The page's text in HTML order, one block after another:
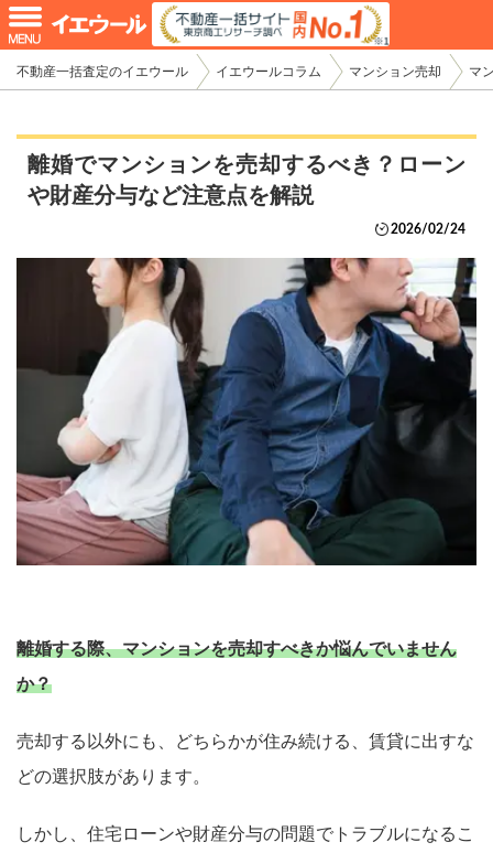
不動産一括査定のイエウール イエウールコラム マンション売却 マ
離婚でマンションを売却するべき？ローン
や財産分与など注意点を解説
2026/02/24
離婚する際、マンションを売却すべきか悩んでいません
か？
売却する以外にも、どちらかが住み続ける、賃貸に出すな
どの選択肢があります。
しかし、住宅ローンや財産分与の問題でトラブルになるこ